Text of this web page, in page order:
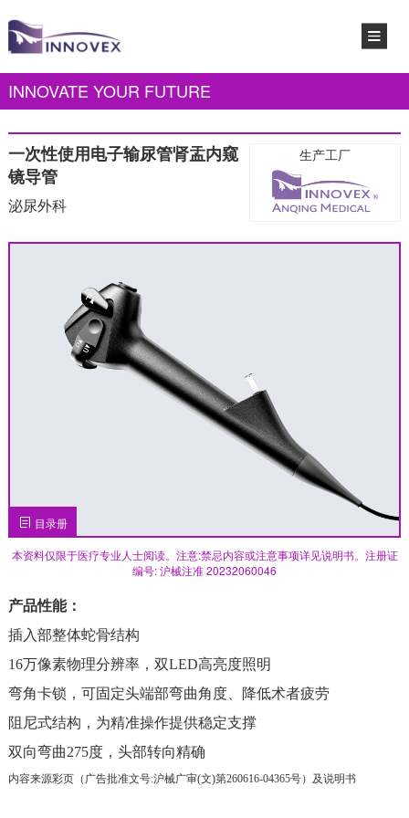
INNOVATE YOUR FUTURE
生产工厂
一次性使用电子输尿管肾盂内窥
镜导管
泌尿外科
目录册
本资料仅限于医疗专业人士阅读。注意:禁忌内容或注意事项详见说明书。注册证
编号: 沪械注准 20232060046
产品性能：
插入部整体蛇骨结构
16万像素物理分辨率，双LED高亮度照明
弯角卡锁，可固定头端部弯曲角度、降低术者疲劳
阻尼式结构，为精准操作提供稳定支撑
双向弯曲275度，头部转向精确
内容来源彩页（广告批准文号:沪械广审(文)第260616-04365号）及说明书